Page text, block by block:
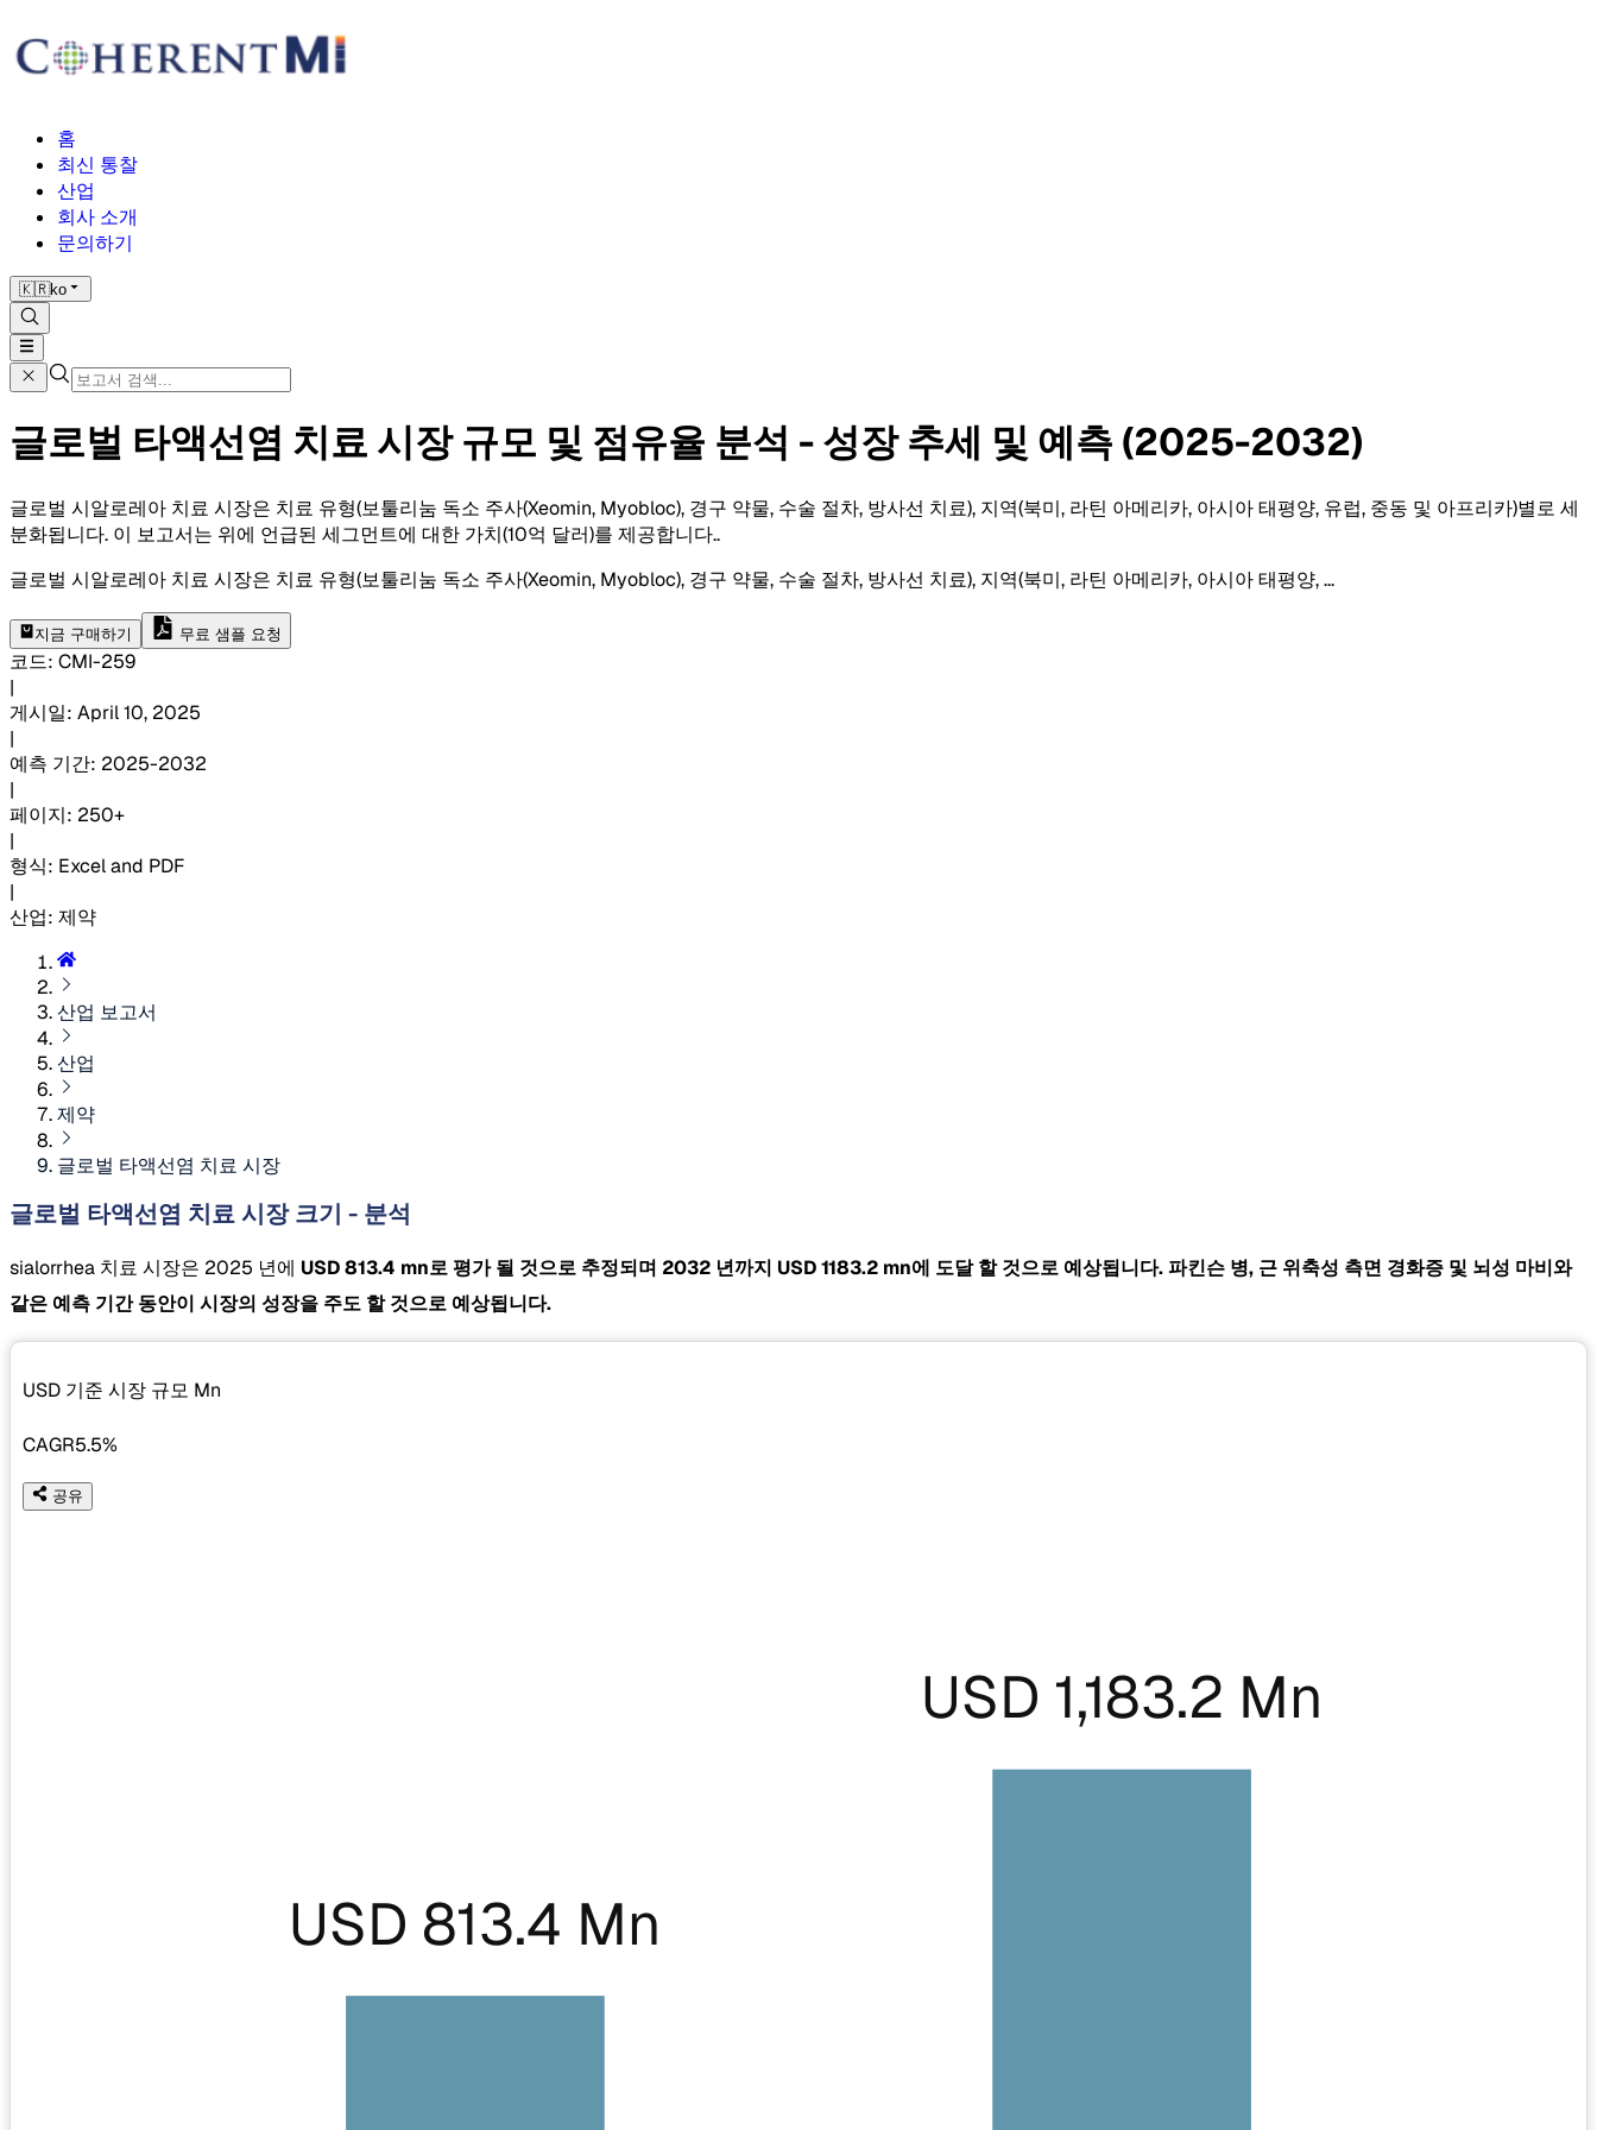
홈
최신 통찰
산업
회사 소개
문의하기
🇰🇷ko
글로벌 타액선염 치료 시장 규모 및 점유율 분석 - 성장 추세 및 예측 (2025-2032)
글로벌 시알로레아 치료 시장은 치료 유형(보툴리눔 독소 주사(Xeomin, Myobloc), 경구 약물, 수술 절차, 방사선 치료), 지역(북미, 라틴 아메리카, 아시아 태평양, 유럽, 중동 및 아프리카)별로 세
분화됩니다. 이 보고서는 위에 언급된 세그먼트에 대한 가치(10억 달러)를 제공합니다..
글로벌 시알로레아 치료 시장은 치료 유형(보툴리눔 독소 주사(Xeomin, Myobloc), 경구 약물, 수술 절차, 방사선 치료), 지역(북미, 라틴 아메리카, 아시아 태평양,...
지금 구매하기 무료 샘플 요청
코드: CMI-259
|
게시일: April 10, 2025
|
예측 기간: 2025-2032
|
페이지: 250+
|
형식: Excel and PDF
|
산업: 제약
산업 보고서
산업
제약
글로벌 타액선염 치료 시장
글로벌 타액선염 치료 시장 크기 - 분석
sialorrhea 치료 시장은 2025 년에 USD 813.4 mn로 평가 될 것으로 추정되며 2032 년까지 USD 1183.2 mn에 도달 할 것으로 예상됩니다. 파킨슨 병, 근 위축성 측면 경화증 및 뇌성 마비와
같은 예측 기간 동안이 시장의 성장을 주도 할 것으로 예상됩니다.
USD 기준 시장 규모 Mn
CAGR5.5%
공유
USD 813.4 Mn
USD 1,183.2 Mn